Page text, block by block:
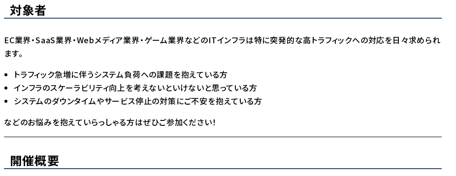
対象者
EC業界・SaaS業界・Webメディア業界・ゲーム業界などのITインフラは特に突発的な高トラフィックへの対応を日々求められ
ます。
トラフィック急増に伴うシステム負荷への課題を抱えている方
インフラのスケーラビリティ向上を考えないといけないと思っている方
システムのダウンタイムやサービス停止の対策にご不安を抱えている方
などのお悩みを抱えていらっしゃる方はぜひご参加ください！
開催概要